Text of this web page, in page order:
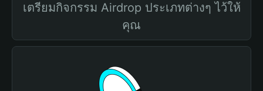
เตรียมกิจกรรม Airdrop ประเภทต่างๆ ไว้ให้
คุณ